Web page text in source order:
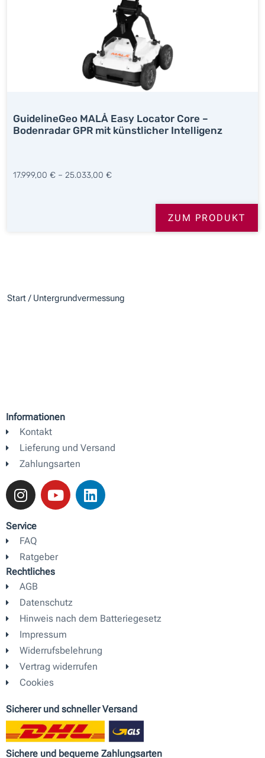
GuidelineGeo MALÅ Easy Locator Core –
Bodenradar GPR mit künstlicher Intelligenz
17.999,00 € – 25.033,00 €
ZUM PRODUKT
Start/ Untergrundvermessung
Informationen
Kontakt
Lieferung und Versand
Zahlungsarten
I
n
s
t
a
g
r
a
m
Y
o
u
b
e
L
i
n
Service
FAQ
Ratgeber
Rechtliches
AGB
Datenschutz
Hinweis nach dem Batteriegesetz
Impressum
Widerrufsbelehrung
Vertrag widerrufen
Cookies
Sicherer und schneller Versand
Sichere und bequeme Zahlungsarten